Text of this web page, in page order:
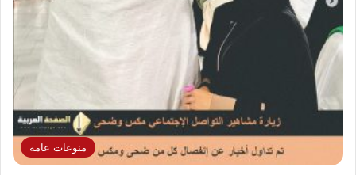
منوعات عامة